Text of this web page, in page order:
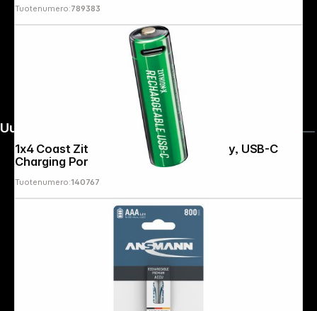
Tuotenumero:789383
1x4 Coast Zithion-X Mignon AA Battery, USB-C
Charging Port
Tuotenumero:140767
Uutiskirje